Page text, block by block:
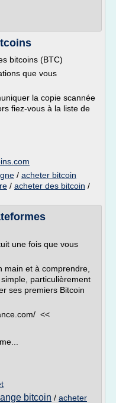
bitcoins (BTC)
que vous
la copie scannée
fiez-vous à la liste de
/ acheter bitcoin
/ acheter des bitcoin /
une fois que vous
main et à comprendre,
particulièrement
ses premiers Bitcoin
<<
bitcoin / acheter